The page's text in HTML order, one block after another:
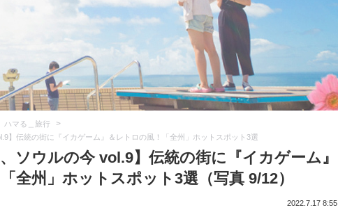
ハマる＿旅行 >
】伝統の街に『イカゲーム』＆レトロの風！「全州」ホットスポット3選
ソウルの今 vol.9】伝統の街に『イカゲーム』
全州」ホットスポット3選（写真 9/12）
2022.7.17 8:55